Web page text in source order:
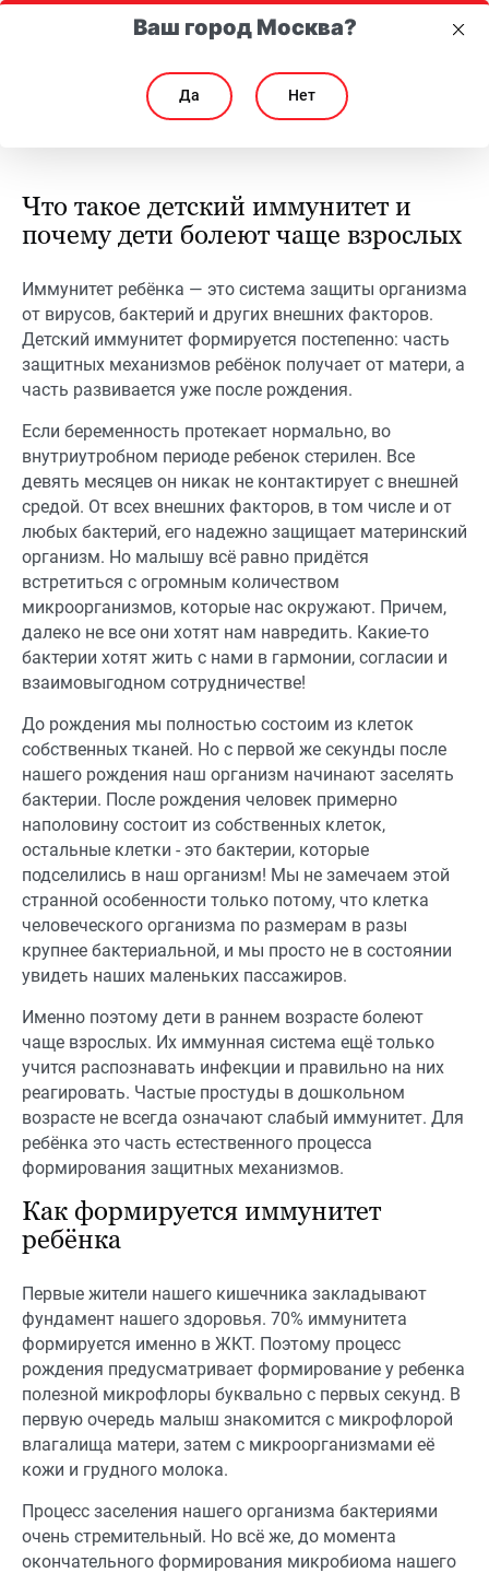
Как и чем можно укрепить иммунитет ребенку
Что такое детский иммунитет и
почему дети болеют чаще взрослых
Иммунитет ребёнка — это система защиты организма
от вирусов, бактерий и других внешних факторов.
Детский иммунитет формируется постепенно: часть
защитных механизмов ребёнок получает от матери, а
часть развивается уже после рождения.
Если беременность протекает нормально, во
внутриутробном периоде ребенок стерилен. Все
девять месяцев он никак не контактирует с внешней
средой. От всех внешних факторов, в том числе и от
любых бактерий, его надежно защищает материнский
организм. Но малышу всё равно придётся
встретиться с огромным количеством
микроорганизмов, которые нас окружают. Причем,
далеко не все они хотят нам навредить. Какие-то
бактерии хотят жить с нами в гармонии, согласии и
взаимовыгодном сотрудничестве!
До рождения мы полностью состоим из клеток
собственных тканей. Но с первой же секунды после
нашего рождения наш организм начинают заселять
бактерии. После рождения человек примерно
наполовину состоит из собственных клеток,
остальные клетки - это бактерии, которые
подселились в наш организм! Мы не замечаем этой
странной особенности только потому, что клетка
человеческого организма по размерам в разы
крупнее бактериальной, и мы просто не в состоянии
увидеть наших маленьких пассажиров.
Именно поэтому дети в раннем возрасте болеют
чаще взрослых. Их иммунная система ещё только
учится распознавать инфекции и правильно на них
реагировать. Частые простуды в дошкольном
возрасте не всегда означают слабый иммунитет. Для
ребёнка это часть естественного процесса
формирования защитных механизмов.
Как формируется иммунитет
ребёнка
Первые жители нашего кишечника закладывают
фундамент нашего здоровья. 70% иммунитета
формируется именно в ЖКТ. Поэтому процесс
рождения предусматривает формирование у ребенка
полезной микрофлоры буквально с первых секунд. В
первую очередь малыш знакомится с микрофлорой
влагалища матери, затем с микроорганизмами её
кожи и грудного молока.
Процесс заселения нашего организма бактериями
очень стремительный. Но всё же, до момента
окончательного формирования микробиома нашего
Ваш город Москва?
Да Нет